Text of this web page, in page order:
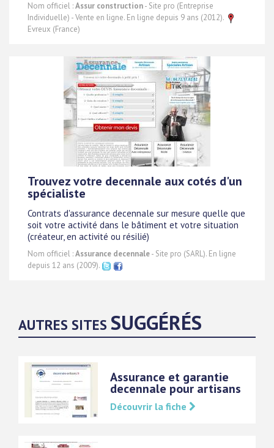
Nom officiel :Assur construction- Site pro (Entreprise
Individuelle) - Vente en ligne. En ligne depuis 9 ans (2012).
Evreux (France)
Trouvez votre decennale aux cotés d'un
spécialiste
Contrats d'assurance decennale sur mesure quelle que
soit votre activité dans le bâtiment et votre situation
(créateur, en activité ou résilié)
Nom officiel :Assurance decennale- Site pro (SARL). En ligne
depuis 12 ans (2009).
AUTRES SITES SUGGÉRÉS
Assurance et garantie
decennale pour artisans
Découvrir la fiche